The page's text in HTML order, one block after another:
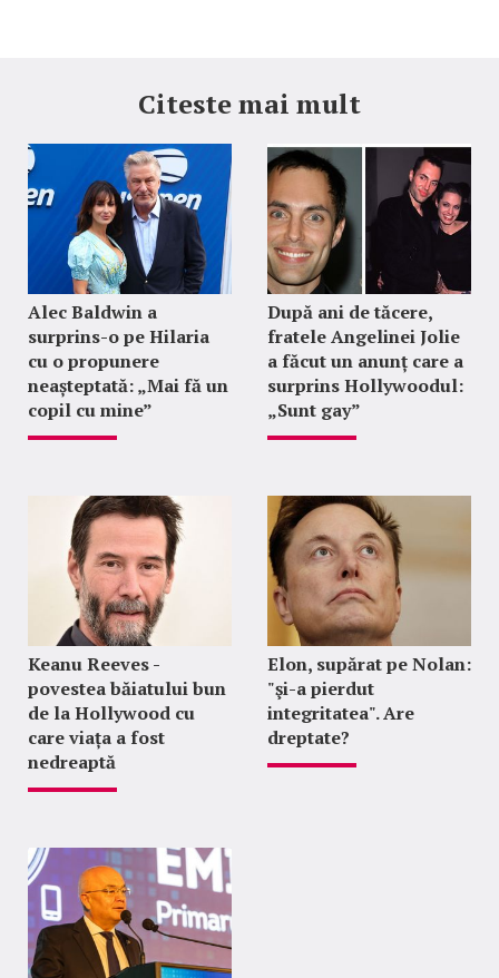
Citeste mai mult
Alec Baldwin a
surprins-o pe Hilaria
cu o propunere
neașteptată: „Mai fă un
copil cu mine”
După ani de tăcere,
fratele Angelinei Jolie
a făcut un anunț care a
surprins Hollywoodul:
„Sunt gay”
Keanu Reeves -
povestea băiatului bun
de la Hollywood cu
care viața a fost
nedreaptă
Elon, supărat pe Nolan:
"şi-a pierdut
integritatea". Are
dreptate?